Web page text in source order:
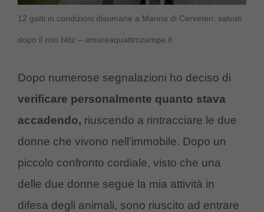
12 gatti in condizioni disumane a Marina di Cerveteri: salvati
dopo il mio blitz – amoreaquattrozampe.it
Dopo numerose segnalazioni ho deciso di
verificare personalmente quanto stava
accadendo, riuscendo a rintracciare le due
donne che vivono nell’immobile. Dopo un
piccolo confronto cordiale, visto che una
delle due donne segue la mia attività in
difesa degli animali, sono riuscito ad entrare